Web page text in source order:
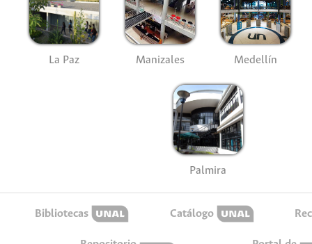
La Paz Manizales Medellín
Palmira
Bibliotecas Catálogo